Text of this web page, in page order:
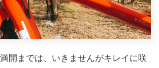
開までは、いきませんがキレイに咲